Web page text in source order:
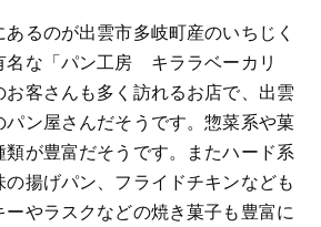
るのが出雲市多岐町産のいちじく
名な「パン工房 キララベーカリ
客さんも多く訪れるお店で、出雲
ン屋さんだそうです。惣菜系や菓
が豊富だそうです。またハード系
揚げパン、フライドチキンなども
やラスクなどの焼き菓子も豊富に